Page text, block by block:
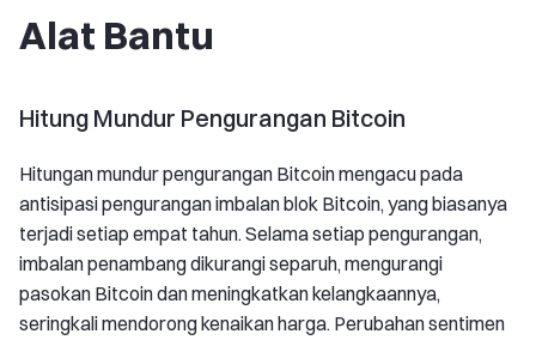
Alat Bantu
Hitung Mundur Pengurangan Bitcoin
Hitungan mundur pengurangan Bitcoin mengacu pada
antisipasi pengurangan imbalan blok Bitcoin, yang biasanya
terjadi setiap empat tahun. Selama setiap pengurangan,
imbalan penambang dikurangi separuh, mengurangi
pasokan Bitcoin dan meningkatkan kelangkaannya,
seringkali mendorong kenaikan harga. Perubahan sentimen